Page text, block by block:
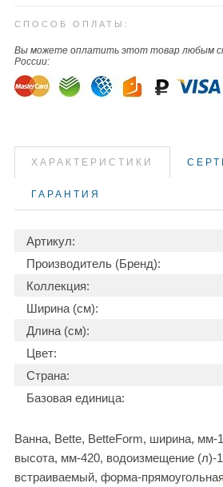
СПОСОБ ОПЛАТЫ:
Вы можете оплатить этот товар любым
России:
ХАРАКТЕРИСТИКИ
ГАРАНТИЯ
Артикул:
Производитель (Бренд):
Коллекция:
Ширина (см):
Длина (см):
Цвет:
Страна:
Базовая единица:
Ванна, Bette, BetteForm, ширина, мм-
высота, мм-420, водоизмещение (л)-
встраиваемый, форма-